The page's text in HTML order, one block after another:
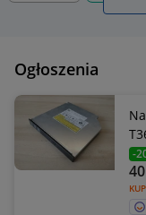
Ogłoszenia
-
40